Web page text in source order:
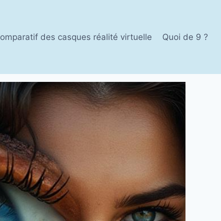
des casques réalité virtuelle Quoi de 9 ?